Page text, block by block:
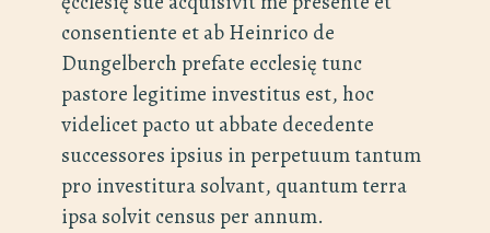
consentiente et ab Heinrico de
Dungelberch prefate ecclesię tunc
pastore legitime investitus est, hoc
videlicet pacto ut abbate decedente
successores ipsius in perpetuum tantum
pro investitura solvant, quantum terra
ipsa solvit census per annum.